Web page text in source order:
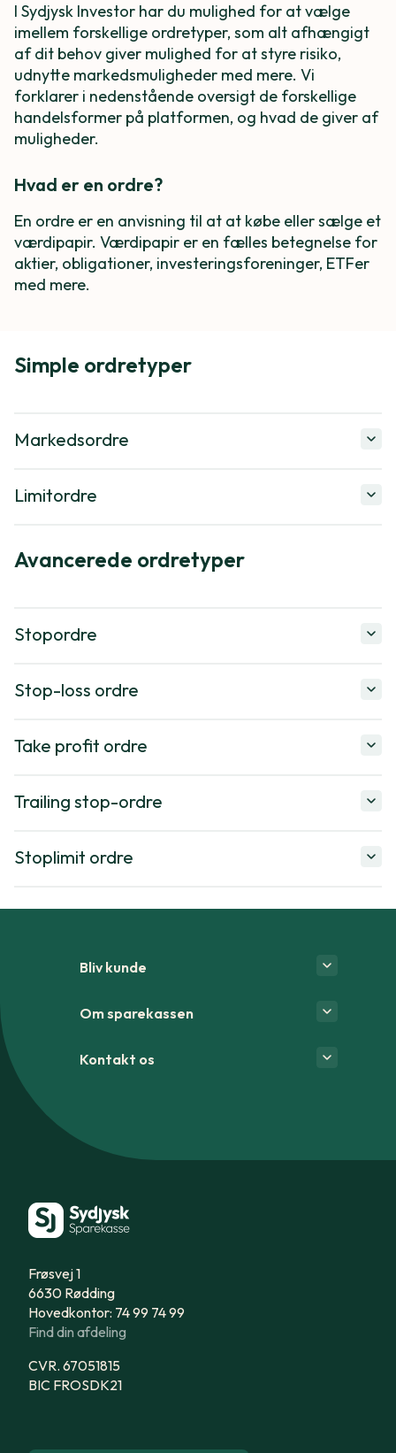
I Sydjysk Investor har du mulighed for at vælge
imellem forskellige ordretyper, som alt afhængigt
af dit behov giver mulighed for at styre risiko,
udnytte markedsmuligheder med mere. Vi
forklarer i nedenstående oversigt de forskellige
handelsformer på platformen, og hvad de giver af
muligheder.
Hvad er en ordre?
En ordre er en anvisning til at at købe eller sælge et
værdipapir. Værdipapir er en fælles betegnelse for
aktier, obligationer, investeringsforeninger, ETFer
med mere.
Simple ordretyper
Markedsordre
Limitordre
Avancerede ordretyper
Stopordre
Stop-loss ordre
Take profit ordre
Trailing stop-ordre
Stoplimit ordre
Bliv kunde
Om sparekassen
Kontakt os
Frøsvej 1
6630 Rødding
Hovedkontor: 74 99 74 99
Find din afdeling
CVR. 67051815
BIC FROSDK21